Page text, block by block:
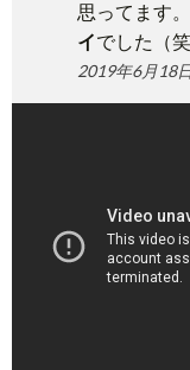
思ってます
イでした（笑
2019年6月18